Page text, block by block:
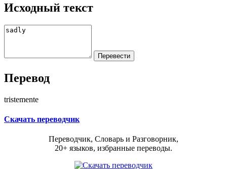
Исходный текст
Перевод
tristemente
Скачать переводчик
Переводчик, Словарь и Разговорник,
20+ языков, избранные переводы.